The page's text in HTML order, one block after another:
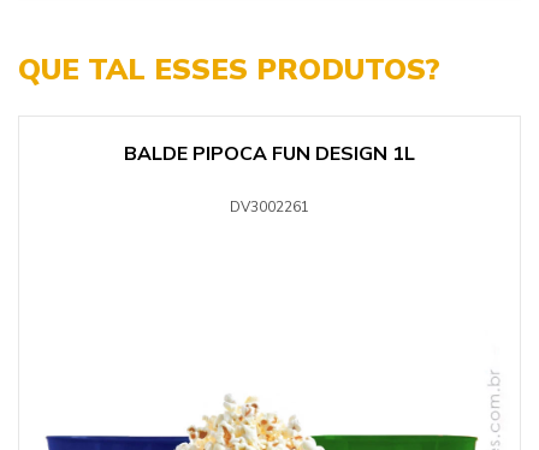
QUE TAL ESSES PRODUTOS?
BALDE PIPOCA FUN DESIGN 1L
DV3002261